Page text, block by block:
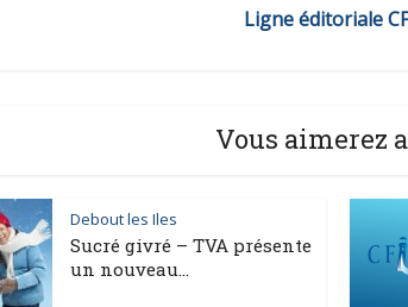
Ligne éditoriale
Vous aimerez
Debout les Iles
Sucré givré – TVA présente
un nouveau...